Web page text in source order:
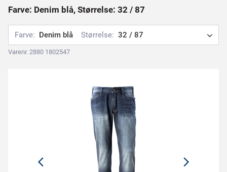
Farve: Denim blå, Størrelse: 32 / 87
Farve: Denim blå Størrelse: 32 / 87
Varenr. 2880 1802547